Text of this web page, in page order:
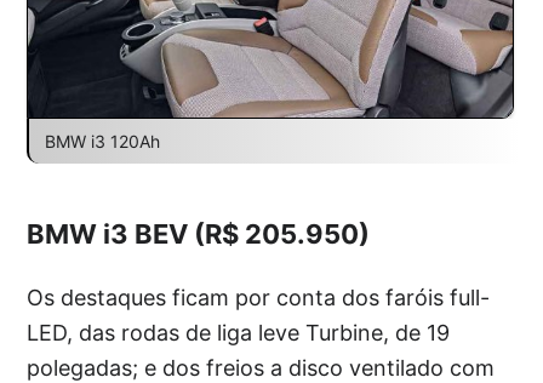
BMW i3 120Ah
BMW i3 BEV (R$ 205.950)
Os destaques ficam por conta dos faróis full-
LED, das rodas de liga leve Turbine, de 19
polegadas; e dos freios a disco ventilado com